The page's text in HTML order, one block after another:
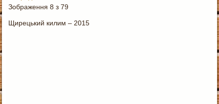
Зображення 8 з 79
Щирецький килим – 2015